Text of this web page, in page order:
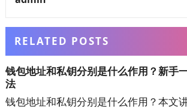
RELATED POSTS
钱包地址和私钥分别是什么作用？新手
法
钱包地址和私钥分别是什么作用？本文